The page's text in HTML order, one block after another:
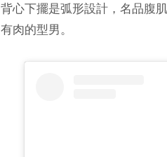
背心下擺是弧形設計，名品腹
有肉的型男。